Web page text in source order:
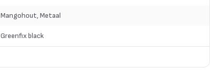
Mangohout, Metaal
Greenfix black